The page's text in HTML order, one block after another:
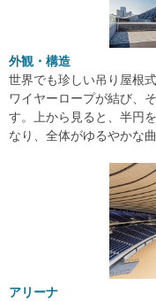
外観・構造
世界でも珍しい吊り屋根
ワイヤーロープが結び、
す。上から見ると、半円
なり、全体がゆるやかな
アリーナ